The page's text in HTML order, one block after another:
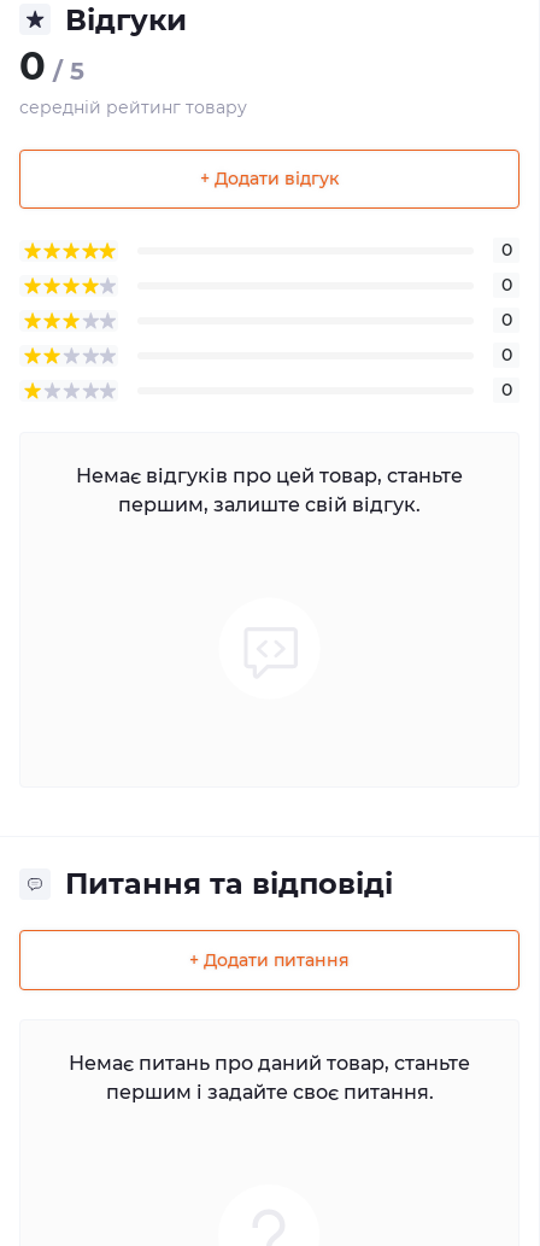
Відгуки
0 / 5
середній рейтинг товару
+ Додати відгук
0
0
0
0
0
Немає відгуків про цей товар, станьте
першим, залиште свій відгук.
Питання та відповіді
+ Додати питання
Немає питань про даний товар, станьте
першим і задайте своє питання.